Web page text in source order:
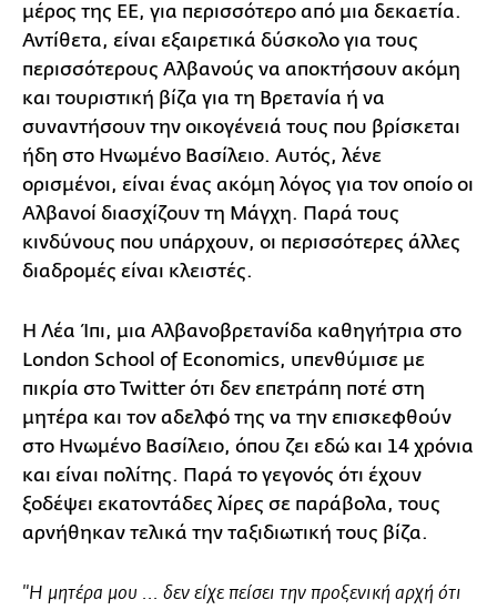
μέρος της ΕΕ, για περισσότερο από μια δεκαετία.
Αντίθετα, είναι εξαιρετικά δύσκολο για τους
περισσότερους Αλβανούς να αποκτήσουν ακόμη
και τουριστική βίζα για τη Βρετανία ή να
συναντήσουν την οικογένειά τους που βρίσκεται
ήδη στο Ηνωμένο Βασίλειο. Αυτός, λένε
ορισμένοι, είναι ένας ακόμη λόγος για τον οποίο οι
Αλβανοί διασχίζουν τη Μάγχη. Παρά τους
κινδύνους που υπάρχουν, οι περισσότερες άλλες
διαδρομές είναι κλειστές.
Η Λέα Ίπι, μια Αλβανοβρετανίδα καθηγήτρια στο
London School of Economics, υπενθύμισε με
πικρία στο Twitter ότι δεν επετράπη ποτέ στη
μητέρα και τον αδελφό της να την επισκεφθούν
στο Ηνωμένο Βασίλειο, όπου ζει εδώ και 14 χρόνια
και είναι πολίτης. Παρά το γεγονός ότι έχουν
ξοδέψει εκατοντάδες λίρες σε παράβολα, τους
αρνήθηκαν τελικά την ταξιδιωτική τους βίζα.
"Η μητέρα μου ... δεν είχε πείσει την προξενική αρχή ότι